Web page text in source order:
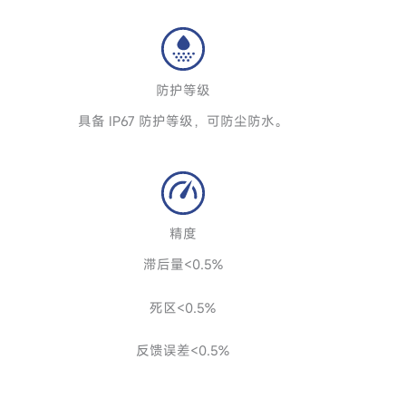
防护等级
具备 IP67 防护等级，可防尘防水。
精度
滞后量<0.5%
死区<0.5%
反馈误差<0.5%